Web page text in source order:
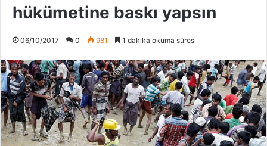
hükümetine baskı yapsın
06/10/2017 0 981 1 dakika okuma süresi